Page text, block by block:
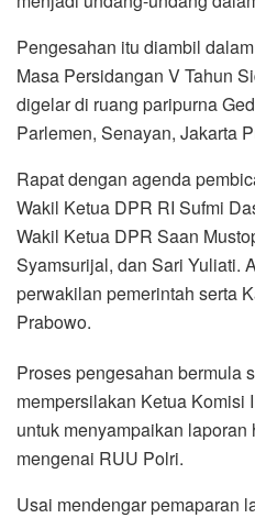
Pengesahan itu diambil
Masa Persidangan V Tahun
digelar di ruang paripurna
Parlemen, Senayan, Jakarta
Rapat dengan agenda
Wakil Ketua DPR RI Sufmi
Wakil Ketua DPR Saan
Syamsurijal, dan Sari Yuliati.
perwakilan pemerintah serta
Prabowo.
Proses pengesahan bermula
mempersilakan Ketua Komisi
untuk menyampaikan laporan
mengenai RUU Polri.
Usai mendengar pemaparan